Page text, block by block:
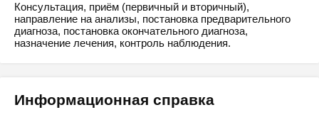
Консультация, приём (первичный и вторичный),
направление на анализы, постановка предварительного
диагноза, постановка окончательного диагноза,
назначение лечения, контроль наблюдения.
Информационная справка